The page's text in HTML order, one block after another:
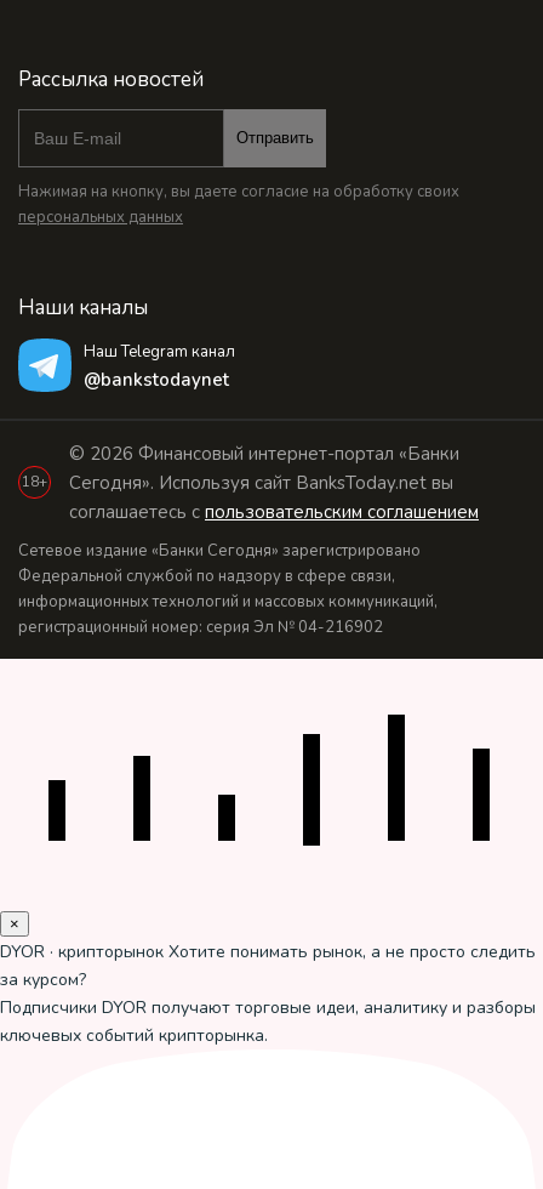
Рассылка новостей
Отправить
Нажимая на кнопку, вы даете согласие на обработку своих
персональных данных
Наши каналы
Наш Telegram канал
@bankstodaynet
18+
© 2026 Финансовый интернет-портал «Банки
Сегодня». Используя сайт BanksToday.net вы
соглашаетесь с пользовательским соглашением
Сетевое издание «Банки Сегодня» зарегистрировано
Федеральной службой по надзору в сфере связи,
информационных технологий и массовых коммуникаций,
регистрационный номер: серия Эл № 04-216902
×
DYOR · крипторынок Хотите понимать рынок, а не просто следить
за курсом?
Подписчики DYOR получают торговые идеи, аналитику и разборы
ключевых событий крипторынка.